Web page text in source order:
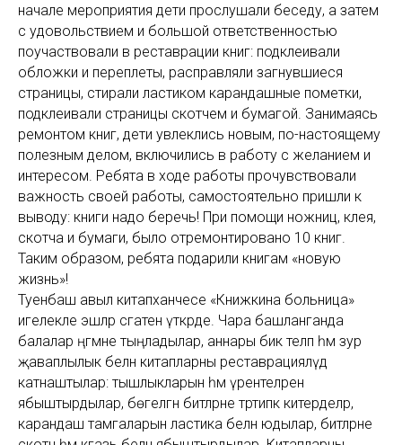
начале мероприятия дети прослушали беседу, а затем
с удовольствием и большой ответственностью
поучаствовали в реставрации книг: подклеивали
обложки и переплеты, расправляли загнувшиеся
страницы, стирали ластиком карандашные пометки,
подклеивали страницы скотчем и бумагой. Занимаясь
ремонтом книг, дети увлеклись новым, по-настоящему
полезным делом, включились в работу с желанием и
интересом. Ребята в ходе работы прочувствовали
важность своей работы, самостоятельно пришли к
выводу: книги надо беречь! При помощи ножниц, клея,
скотча и бумаги, было отремонтировано 10 книг.
Таким образом, ребята подарили книгам «новую
жизнь»!
Туенбаш авыл китапханәчесе «Книжкина больница»
игелекле эшләр сәгатен үткәрде. Чара башланганда
балалар әңгәмәне тыңладылар, аннары бик теләп һәм зур
җаваплылык белән китапларны реставрацияләүдә
катнаштылар: тышлыкларын һәм үрентеләрен
ябыштырдылар, бөгелгән битләрне тәртипкә китерделәр,
карандаш тамгаларын ластика белән юдылар, битләрне